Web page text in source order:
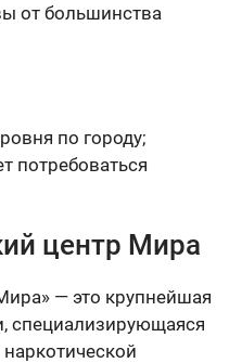
от большинства
по городу;
потребоваться
центр Мира
— это крупнейшая
специализирующаяся